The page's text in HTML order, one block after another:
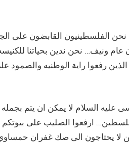
الفلسطينيون القابضون على
ونيف… نحن ندين بحياتنا
الذين رفعوا راية الوطنيه والصمود
السلام لا يمكن ان يتم بجمله
ارفعوا الصليب على بيوتكم
لا يحتاجون الى صك غفران